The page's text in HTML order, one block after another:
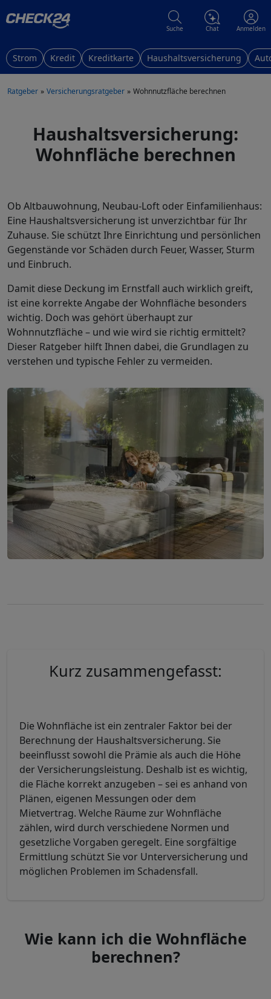
Suche Chat Anmelden
Strom Kredit Kreditkarte Haushaltsversicherung
Ratgeber Versicherungsratgeber Wohnnutzfläche berechnen
Haushaltsversicherung:
Wohnfläche berechnen
Ob Altbauwohnung, Neubau-Loft oder Einfamilienhaus:
Eine Haushaltsversicherung ist unverzichtbar für Ihr
Zuhause. Sie schützt Ihre Einrichtung und persönlichen
Gegenstände vor Schäden durch Feuer, Wasser, Sturm
und Einbruch.
Damit diese Deckung im Ernstfall auch wirklich greift,
ist eine korrekte Angabe der Wohnfläche besonders
wichtig. Doch was gehört überhaupt zur
Wohnnutzfläche – und wie wird sie richtig ermittelt?
Dieser Ratgeber hilft Ihnen dabei, die Grundlagen zu
verstehen und typische Fehler zu vermeiden.
Kurz zusammengefasst:
Die Wohnfläche ist ein zentraler Faktor bei der
Berechnung der Haushaltsversicherung. Sie
beeinflusst sowohl die Prämie als auch die Höhe
der Versicherungsleistung. Deshalb ist es wichtig,
die Fläche korrekt anzugeben – sei es anhand von
Plänen, eigenen Messungen oder dem
Mietvertrag. Welche Räume zur Wohnfläche
zählen, wird durch verschiedene Normen und
gesetzliche Vorgaben geregelt. Eine sorgfältige
Ermittlung schützt Sie vor Unterversicherung und
möglichen Problemen im Schadensfall.
Wie kann ich die Wohnfläche
berechnen?